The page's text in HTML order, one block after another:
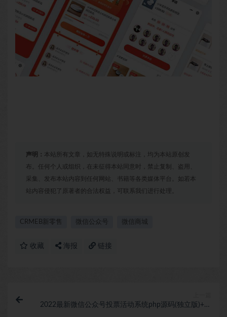
声明： 本站所有文章，如无特殊说明或标注，均为本站原创发
布。任何个人或组织，在未征得本站同意时，禁止复制、盗用、
采集、发布本站内容到任何网站、书籍等各类媒体平台。如若本
站内容侵犯了原著者的合法权益，可联系我们进行处理。
CRMEB新零售 微信公众号 微信商城
收藏 海报 链接
2022最新微信公众号投票活动系统php源码(独立版)+安